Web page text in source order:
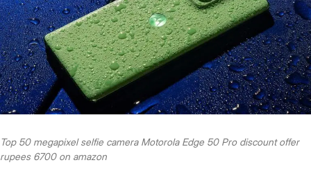
Top 50 megapixel selfie camera Motorola Edge 50 Pro discount offer
rupees 6700 on amazon